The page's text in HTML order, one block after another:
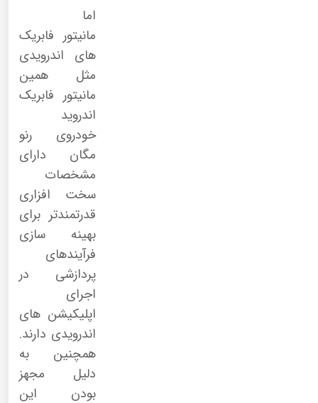
اما
مانیتور فابریک
های اندرویدی
مثل همین
مانیتور فابریک
اندروید
خودروی رنو
مگان دارای
مشخصات
سخت افزاری
قدرتمندتر برای
بهینه سازی
فرآیندهای
پردازشی در
اجرای
اپلیکیشن های
اندرویدی دارند.
همچنین به
دلیل مجهز
بودن این